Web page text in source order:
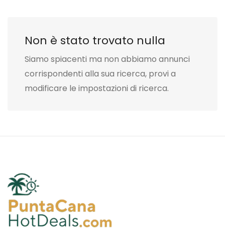
Non è stato trovato nulla
Siamo spiacenti ma non abbiamo annunci
corrispondenti alla sua ricerca, provi a
modificare le impostazioni di ricerca.